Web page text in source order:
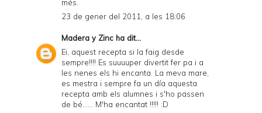
més.
23 de gener del 2011, a les 18:06
Madera y Zinc ha dit...
Ei, aquest recepta si la faig desde
sempre!!!! Es suuuuper divertit fer pa i a
les nenes els hi encanta. La meva mare,
es mestra i sempre fa un día aquesta
recepta amb els alumnes i s'ho passen
de bé...... M'ha encantat !!!!! :D